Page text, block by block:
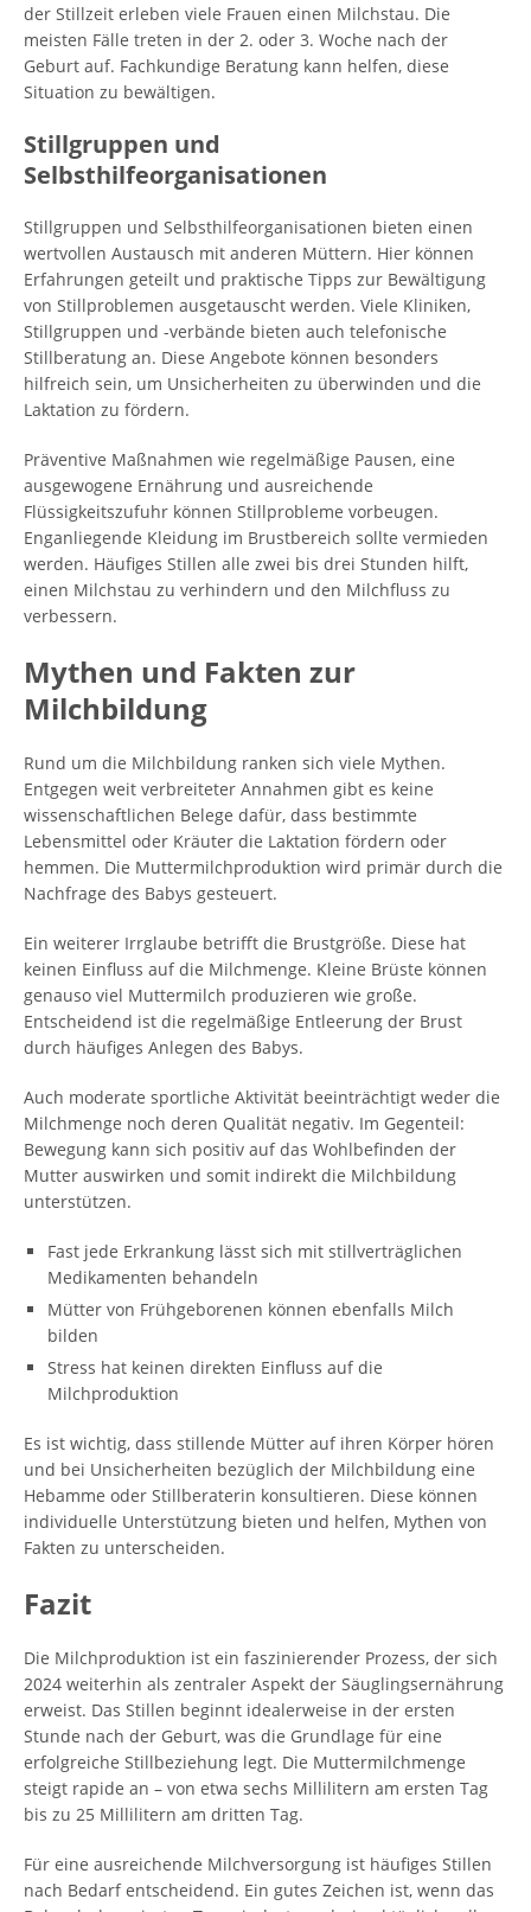
der Stillzeit erleben viele Frauen einen Milchstau. Die
meisten Fälle treten in der 2. oder 3. Woche nach der
Geburt auf. Fachkundige Beratung kann helfen, diese
Situation zu bewältigen.
Stillgruppen und
Selbsthilfeorganisationen
Stillgruppen und Selbsthilfeorganisationen bieten einen
wertvollen Austausch mit anderen Müttern. Hier können
Erfahrungen geteilt und praktische Tipps zur Bewältigung
von Stillproblemen ausgetauscht werden. Viele Kliniken,
Stillgruppen und -verbände bieten auch telefonische
Stillberatung an. Diese Angebote können besonders
hilfreich sein, um Unsicherheiten zu überwinden und die
Laktation zu fördern.
Präventive Maßnahmen wie regelmäßige Pausen, eine
ausgewogene Ernährung und ausreichende
Flüssigkeitszufuhr können Stillprobleme vorbeugen.
Enganliegende Kleidung im Brustbereich sollte vermieden
werden. Häufiges Stillen alle zwei bis drei Stunden hilft,
einen Milchstau zu verhindern und den Milchfluss zu
verbessern.
Mythen und Fakten zur
Milchbildung
Rund um die Milchbildung ranken sich viele Mythen.
Entgegen weit verbreiteter Annahmen gibt es keine
wissenschaftlichen Belege dafür, dass bestimmte
Lebensmittel oder Kräuter die Laktation fördern oder
hemmen. Die Muttermilchproduktion wird primär durch die
Nachfrage des Babys gesteuert.
Ein weiterer Irrglaube betrifft die Brustgröße. Diese hat
keinen Einfluss auf die Milchmenge. Kleine Brüste können
genauso viel Muttermilch produzieren wie große.
Entscheidend ist die regelmäßige Entleerung der Brust
durch häufiges Anlegen des Babys.
Auch moderate sportliche Aktivität beeinträchtigt weder die
Milchmenge noch deren Qualität negativ. Im Gegenteil:
Bewegung kann sich positiv auf das Wohlbefinden der
Mutter auswirken und somit indirekt die Milchbildung
unterstützen.
Fast jede Erkrankung lässt sich mit stillverträglichen
Medikamenten behandeln
Mütter von Frühgeborenen können ebenfalls Milch
bilden
Stress hat keinen direkten Einfluss auf die
Milchproduktion
Es ist wichtig, dass stillende Mütter auf ihren Körper hören
und bei Unsicherheiten bezüglich der Milchbildung eine
Hebamme oder Stillberaterin konsultieren. Diese können
individuelle Unterstützung bieten und helfen, Mythen von
Fakten zu unterscheiden.
Fazit
Die Milchproduktion ist ein faszinierender Prozess, der sich
2024 weiterhin als zentraler Aspekt der Säuglingsernährung
erweist. Das Stillen beginnt idealerweise in der ersten
Stunde nach der Geburt, was die Grundlage für eine
erfolgreiche Stillbeziehung legt. Die Muttermilchmenge
steigt rapide an – von etwa sechs Millilitern am ersten Tag
bis zu 25 Millilitern am dritten Tag.
Für eine ausreichende Milchversorgung ist häufiges Stillen
nach Bedarf entscheidend. Ein gutes Zeichen ist, wenn das